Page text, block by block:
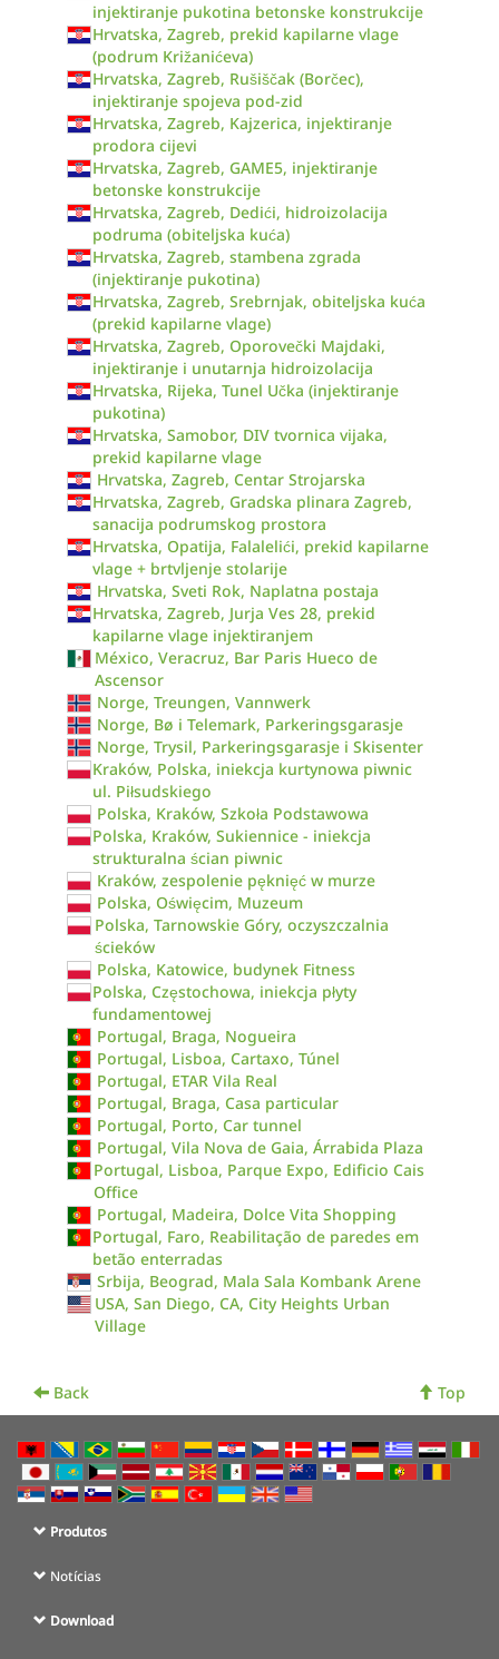
injektiranje pukotina betonske konstrukcije
Hrvatska, Zagreb, prekid kapilarne vlage
(podrum Križanićeva)
Hrvatska, Zagreb, Rušiščak (Borčec),
injektiranje spojeva pod-zid
Hrvatska, Zagreb, Kajzerica, injektiranje
prodora cijevi
Hrvatska, Zagreb, GAME5, injektiranje
betonske konstrukcije
Hrvatska, Zagreb, Dedići, hidroizolacija
podruma (obiteljska kuća)
Hrvatska, Zagreb, stambena zgrada
(injektiranje pukotina)
Hrvatska, Zagreb, Srebrnjak, obiteljska kuća
(prekid kapilarne vlage)
Hrvatska, Zagreb, Oporovečki Majdaki,
injektiranje i unutarnja hidroizolacija
Hrvatska, Rijeka, Tunel Učka (injektiranje
pukotina)
Hrvatska, Samobor, DIV tvornica vijaka,
prekid kapilarne vlage
Hrvatska, Zagreb, Centar Strojarska
Hrvatska, Zagreb, Gradska plinara Zagreb,
sanacija podrumskog prostora
Hrvatska, Opatija, Falalelići, prekid kapilarne
vlage + brtvljenje stolarije
Hrvatska, Sveti Rok, Naplatna postaja
Hrvatska, Zagreb, Jurja Ves 28, prekid
kapilarne vlage injektiranjem
México, Veracruz, Bar Paris Hueco de
Ascensor
Norge, Treungen, Vannwerk
Norge, Bø i Telemark, Parkeringsgarasje
Norge, Trysil, Parkeringsgarasje i Skisenter
Kraków, Polska, iniekcja kurtynowa piwnic
ul. Piłsudskiego
Polska, Kraków, Szkoła Podstawowa
Polska, Kraków, Sukiennice - iniekcja
strukturalna ścian piwnic
Kraków, zespolenie pęknięć w murze
Polska, Oświęcim, Muzeum
Polska, Tarnowskie Góry, oczyszczalnia
ścieków
Polska, Katowice, budynek Fitness
Polska, Częstochowa, iniekcja płyty
fundamentowej
Portugal, Braga, Nogueira
Portugal, Lisboa, Cartaxo, Túnel
Portugal, ETAR Vila Real
Portugal, Braga, Casa particular
Portugal, Porto, Car tunnel
Portugal, Vila Nova de Gaia, Árrabida Plaza
Portugal, Lisboa, Parque Expo, Edificio Cais
Office
Portugal, Madeira, Dolce Vita Shopping
Portugal, Faro, Reabilitação de paredes em
betão enterradas
Srbija, Beograd, Mala Sala Kombank Arene
USA, San Diego, CA, City Heights Urban
Village
Back Top
Produtos
Notícias
Download